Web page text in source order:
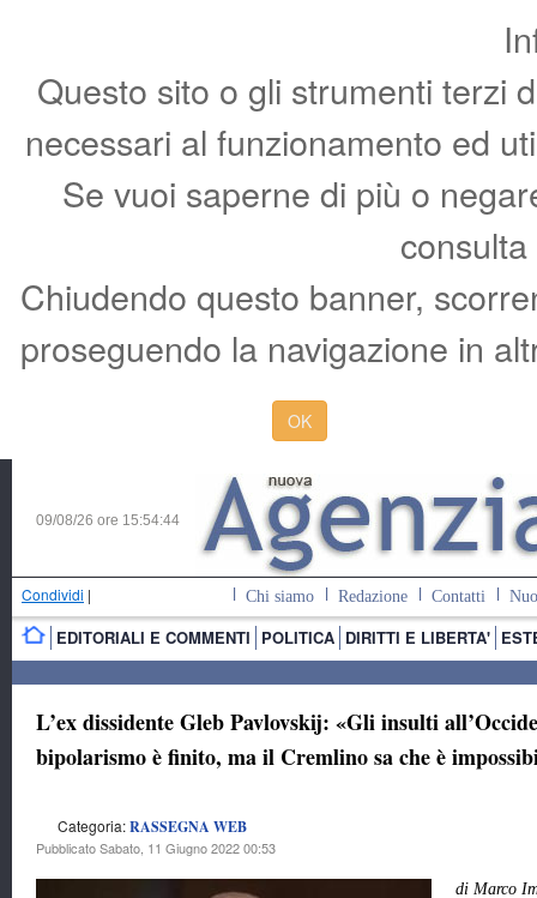
Questo sito o gli strumenti terzi
necessari al funzionamento ed
Se vuoi saperne di più o
Chiudendo questo banner,
proseguendo la navigazione in
OK
09/08/26 ore 15:54:45
Condividi | Chi siamo Redazione Contatti
EDITORIALI E COMMENTI POLITICA DIRITTI E LIBERTA'
L’ex dissidente Gleb Pavlovskij: «Gli insulti
bipolarismo è finito, ma il Cremlino sa che è
Categoria:RASSEGNA WEB
Pubblicato Sabato, 11 Giugno 2022 00:53
di Marco